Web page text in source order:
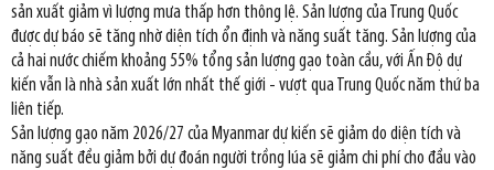
sản xuất giảm vì lượng mưa thấp hơn thông lệ. Sản lượng của Trung Quốc
được dự báo sẽ tăng nhờ diện tích ổn định và năng suất tăng. Sản lượng của
cả hai nước chiếm khoảng 55% tổng sản lượng gạo toàn cầu, với Ấn Độ dự
kiến vẫn là nhà sản xuất lớn nhất thế giới - vượt qua Trung Quốc năm thứ ba
liên tiếp.
Sản lượng gạo năm 2026/27 của Myanmar dự kiến sẽ giảm do diện tích và
năng suất đều giảm bởi dự đoán người trồng lúa sẽ giảm chi phí cho đầu vào